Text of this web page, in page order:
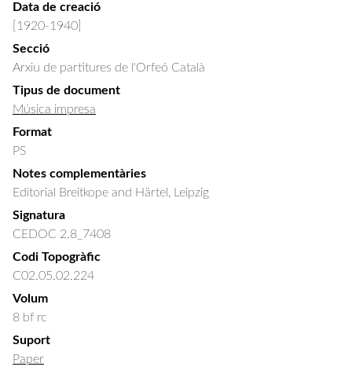
Data de creació
[1920-1940]
Secció
Arxiu de partitures de l'Orfeó Català
Tipus de document
Música impresa
Format
PS
Notes complementàries
Editorial Breitkope and Härtel, Leipzig
Signatura
CEDOC 2.8_7408
Codi Topogràfic
C02.05.02.224
Volum
8 bf rc
Suport
Paper